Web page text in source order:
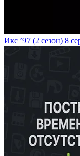
Икс ’97 (2 сезон) 8